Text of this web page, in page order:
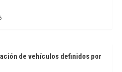
de vehículos definidos por